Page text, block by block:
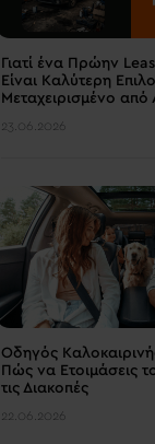
Γιατί ένα Πρώην
Είναι Καλύτερη
Μεταχειρισμένο από
23.06.2026
Οδηγός
Πώς να Ετοιμάσεις
τις Διακοπές
22.06.2026